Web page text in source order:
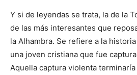
Y si de leyendas se trata, la de la
de las más interesantes que
la Alhambra. Se refiere a la
una joven cristiana que fue
Aquella captura violenta